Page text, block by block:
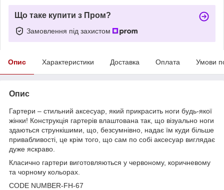
Що таке купити з Пром?
Замовлення під захистом
Опис Характеристики Доставка Оплата Умови
Опис
Гартери – стильний аксесуар, який прикрасить ноги будь-якої
жінки! Конструкція гартерів влаштована так, що візуально ноги
здаються стрункішими, що, безсумнівно, надає їм куди більше
привабливості, це крім того, що сам по собі аксесуар виглядає
дуже яскраво.
Класично гартери виготовляються у червоному, коричневому
та чорному кольорах.
CODE NUMBER-FH-67